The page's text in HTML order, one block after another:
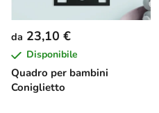
Quadro per bambini
Coniglietto
da 23,10 €
Disponibile